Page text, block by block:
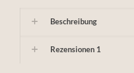
Beschreibung
Rezensionen 1